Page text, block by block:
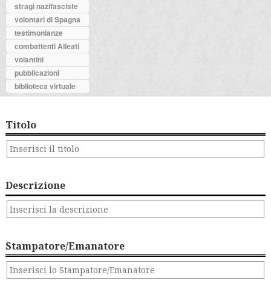
stragi nazifasciste
volontari di Spagna
testimonianze
combattenti Alleati
volantini
pubblicazioni
biblioteca virtuale
Titolo
Descrizione
Stampatore/Emanatore